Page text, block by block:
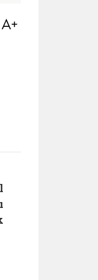
Bağlantıyı aç